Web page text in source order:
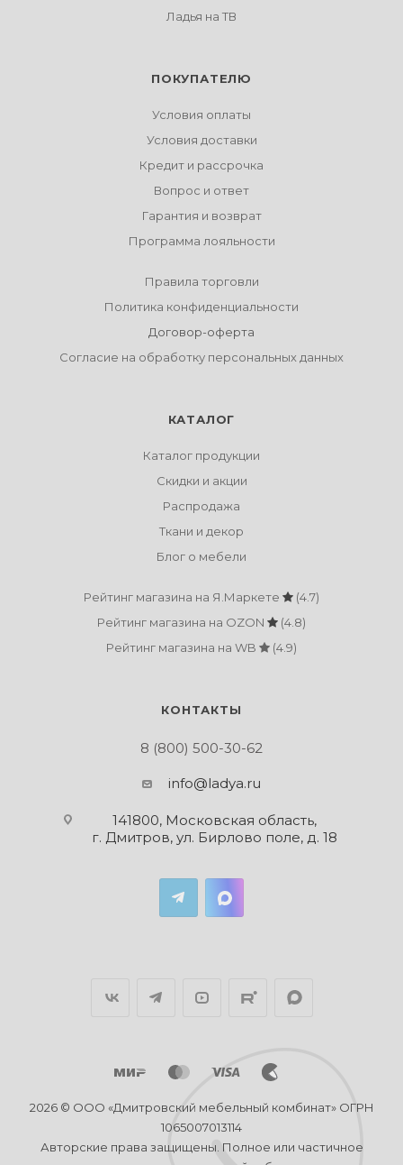
Ладья на ТВ
ПОКУПАТЕЛЮ
Условия оплаты
Условия доставки
Кредит и рассрочка
Вопрос и ответ
Гарантия и возврат
Программа лояльности
Правила торговли
Политика конфиденциальности
Договор-оферта
Согласие на обработку персональных данных
КАТАЛОГ
Каталог продукции
Скидки и акции
Распродажа
Ткани и декор
Блог о мебели
Рейтинг магазина на Я.Маркете
(4.7)
Рейтинг магазина на OZON
(4.8)
Рейтинг магазина на WB
(4.9)
КОНТАКТЫ
8 (800) 500-30-62
info@ladya.ru
141800, Московская область,
г. Дмитров, ул. Бирлово поле, д. 18
2026 © ООО «Дмитровский мебельный комбинат» ОГРН
1065007013114
Авторские права защищены. Полное или частичное